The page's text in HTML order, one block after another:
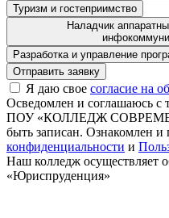
Туризм и гостеприимство
Наладчик аппаратных и
Разработка и управление
Я даю свое согласие на
Осведомлен и соглашаюсь с
ПОУ «КОЛЛЕДЖ
быть записан. Ознакомлен
конфиденциальности и
Наш колледж осуществляет
«Юриспруденция»